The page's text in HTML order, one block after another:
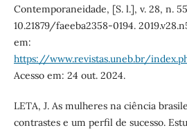
Contemporaneidade, [S. l.], v. 28, n.
10.21879/faeeba2358-0194.
em:
https://www.revistas.uneb.br/
Acesso em: 24 out. 2024.
LETA, J. As mulheres na ciência
contrastes e um perfil de sucesso.